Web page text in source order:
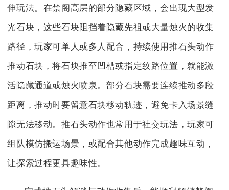
伸玩法。在禁阁高层的部分隐藏区域，会出现大型发
光石块，这些石块阻挡着隐藏先祖或大量烛火的收集
路径，玩家可单人或多人配合，持续使用推石头动作
推动石块，将石块推至凹槽或指定纹路位置，就能激
活隐藏通道或烛火喷泉。部分石块需要连续推动多段
距离，推动时要留意石块移动轨迹，避免卡入场景缝
隙无法移动。推石头动作也常用于社交玩法，玩家可
组队模仿搬运场景，或配合其他动作完成趣味互动，
让探索过程更具趣味性。